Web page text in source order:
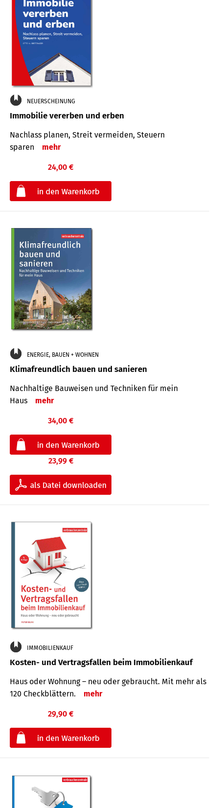
NEUERSCHEINUNG
Immobilie vererben und erben
Nachlass planen, Streit vermeiden, Steuern
sparen
mehr
24,00 €
ENERGIE, BAUEN + WOHNEN
Klimafreundlich bauen und sanieren
Nachhaltige Bauweisen und Techniken für mein
Haus
mehr
34,00 €
23,99 €
IMMOBILIENKAUF
Kosten- und Vertragsfallen beim Immobilienkauf
Haus oder Wohnung – neu oder gebraucht. Mit mehr als
120 Check­blättern.
mehr
29,90 €